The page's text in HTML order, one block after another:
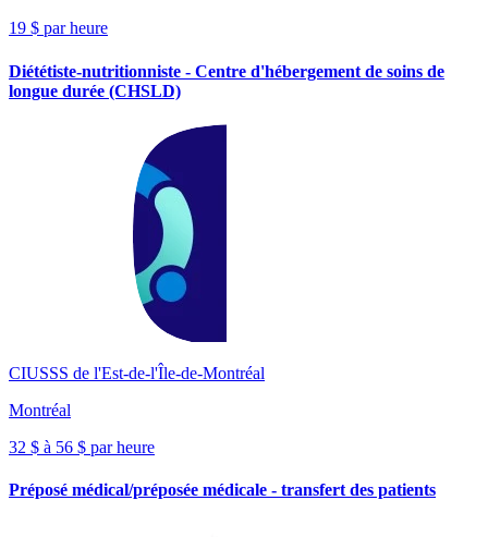
19 $ par heure
Diététiste-nutritionniste - Centre d'hébergement de soins de
longue durée (CHSLD)
CIUSSS de l'Est-de-l'Île-de-Montréal
Montréal
32 $ à 56 $ par heure
Préposé médical/préposée médicale - transfert des patients